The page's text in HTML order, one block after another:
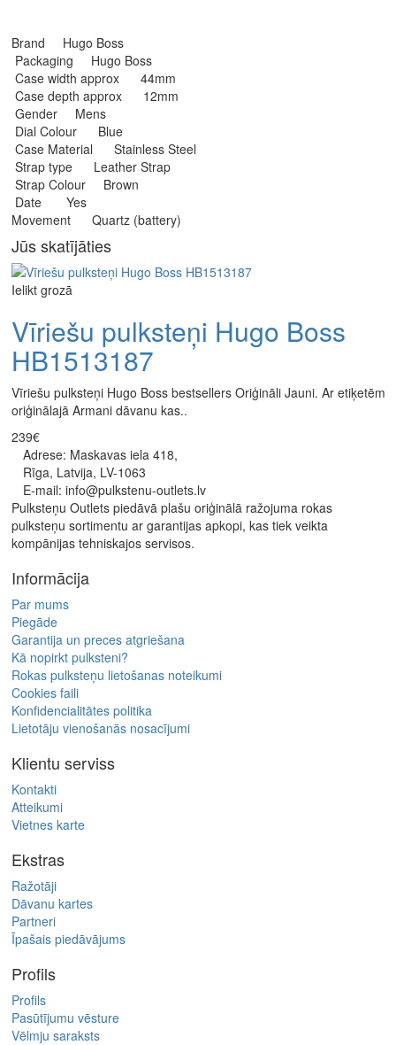
Brand Hugo Boss
Packaging Hugo Boss
Case width approx 44mm
Case depth approx 12mm
Gender Mens
Dial Colour Blue
Case Material Stainless Steel
Strap type Leather Strap
Strap Colour Brown
Date Yes
Movement Quartz (battery)
Jūs skatījāties
Ielikt grozā
Vīriešu pulksteņi Hugo Boss
HB1513187
Vīriešu pulksteņi Hugo Boss bestsellers Oriģināli Jauni. Ar etiķetēm
oriģinālajā Armani dāvanu kas..
239€
Adrese: Maskavas iela 418,
Rīga, Latvija, LV-1063
E-mail: info@pulkstenu-outlets.lv
Pulksteņu Outlets piedāvā plašu oriģinālā ražojuma rokas
pulksteņu sortimentu ar garantijas apkopi, kas tiek veikta
kompānijas tehniskajos servisos.
Informācija
Par mums
Piegāde
Garantija un preces atgriešana
Kā nopirkt pulksteni?
Rokas pulksteņu lietošanas noteikumi
Cookies faili
Konfidencialitātes politika
Lietotāju vienošanās nosacījumi
Klientu serviss
Kontakti
Atteikumi
Vietnes karte
Ekstras
Ražotāji
Dāvanu kartes
Partneri
Īpašais piedāvājums
Profils
Profils
Pasūtījumu vēsture
Vēlmju saraksts